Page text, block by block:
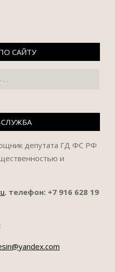
САЙТУ
депутата ГД ФС РФ
и
, телефон: +7 916 628 19
: